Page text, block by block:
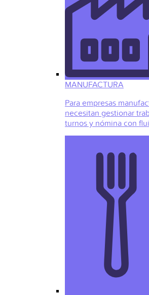
MANUFACTURA
Para empresas
necesitan gestionar
turnos y nómina con